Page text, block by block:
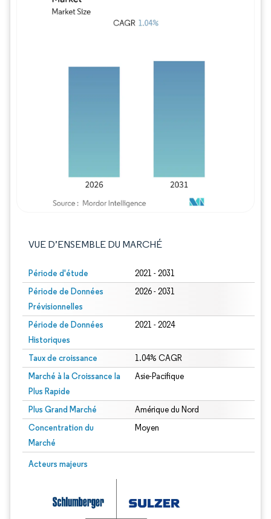
VUE D’ENSEMBLE DU MARCHÉ
Période d'étude 2021 - 2031
Période de Données
Prévisionnelles
2026 - 2031
Période de Données
Historiques
2021 - 2024
Taux de croissance 1.04% CAGR
Marché à la Croissance la
Plus Rapide
Asie-Pacifique
Plus Grand Marché Amérique du Nord
Concentration du
Marché
Moyen
Acteurs majeurs
Image © Mordor Intelligence. La réutilisation nécessite une attribution sous CC